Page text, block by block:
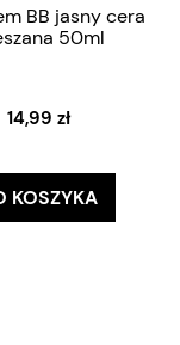
BB jasny cera
50ml
14,99 zł
KOSZYKA